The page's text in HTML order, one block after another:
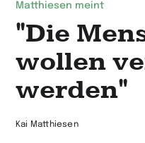
Matthiesen meint
"Die
wollen
werden"
Kai Matthiesen